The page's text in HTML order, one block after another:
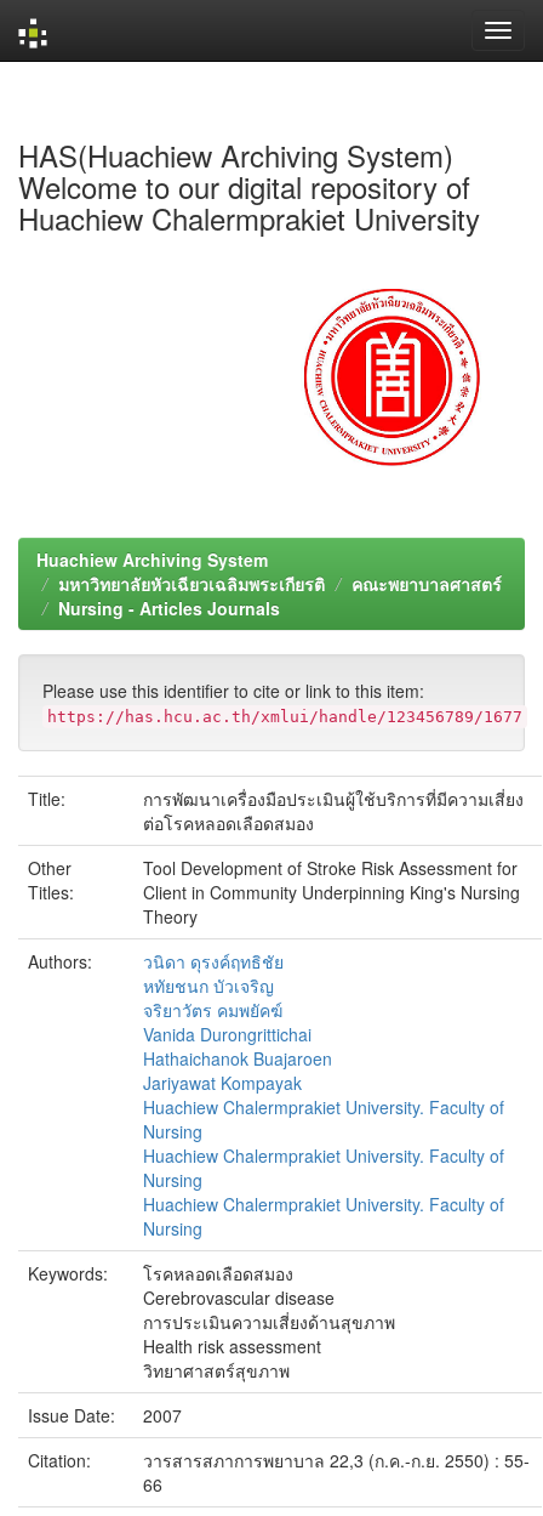
HAS(Huachiew Archiving System)
Welcome to our digital repository of
Huachiew Chalermprakiet University
Huachiew Archiving System
มหาวิทยาลัยหัวเฉียวเฉลิมพระเกียรติ
คณะพยาบาลศาสตร์
Nursing - Articles Journals
Please use this identifier to cite or link to this item:
https://has.hcu.ac.th/xmlui/handle/123456789/1677
Title:
การพัฒนาเครื่องมือประเมินผู้ใช้บริการที่มีความเสี่ยง
ต่อโรคหลอดเลือดสมอง
Other
Titles:
Tool Development of Stroke Risk Assessment for
Client in Community Underpinning King's Nursing
Theory
Authors:
วนิดา ดุรงค์ฤทธิชัย
หทัยชนก บัวเจริญ
จริยาวัตร คมพยัคฆ์
Vanida Durongrittichai
Hathaichanok Buajaroen
Jariyawat Kompayak
Huachiew Chalermprakiet University. Faculty of
Nursing
Huachiew Chalermprakiet University. Faculty of
Nursing
Huachiew Chalermprakiet University. Faculty of
Nursing
Keywords:
โรคหลอดเลือดสมอง
Cerebrovascular disease
การประเมินความเสี่ยงด้านสุขภาพ
Health risk assessment
วิทยาศาสตร์สุขภาพ
Issue Date:
2007
Citation:
วารสารสภาการพยาบาล 22,3 (ก.ค.-ก.ย. 2550) : 55-
66